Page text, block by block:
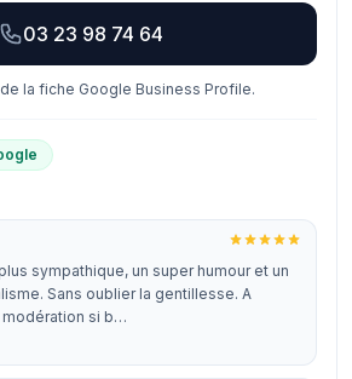
03 23 98 74 64
la fiche Google Business Profile.
sympathique, un super humour et un
Sans oublier la gentillesse. A
modération si b…